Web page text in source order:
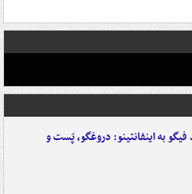
به اینفانتینو: دروغگو، پَست‌ و